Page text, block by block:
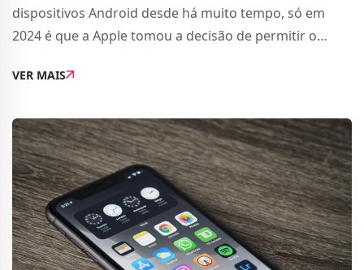
dispositivos Android desde há muito tempo, só em
2024 é que a Apple tomou a decisão de permitir o
a única forma de instalar emuladores no iPhone ou iP
VER MAIS